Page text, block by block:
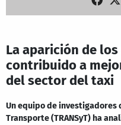
La aparición de los
contribuido a
del sector del taxi
Un equipo de investigadores
Transporte (TRANSyT) ha